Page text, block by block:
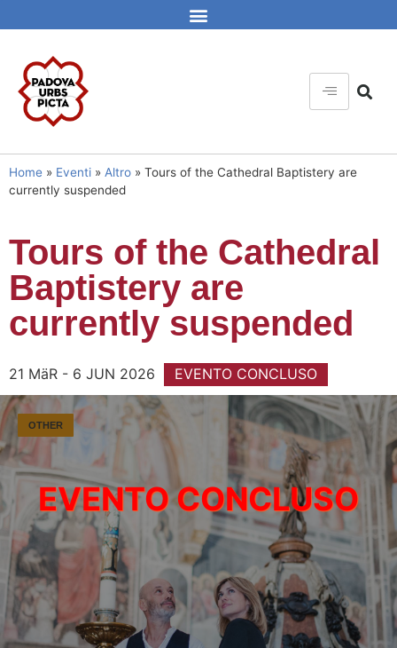
Home » Eventi » Altro » Tours of the Cathedral Baptistery are
currently suspended
Tours of the Cathedral
Baptistery are
currently suspended
21 MäR - 6 JUN 2026 EVENTO CONCLUSO
OTHER